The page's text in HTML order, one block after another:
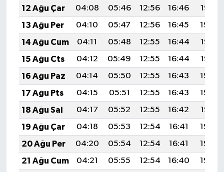
12 Ağu Çar
04:08 05:46 12:56 16:46
19:56
13 Ağu Per
04:10 05:47 12:56 16:45
19:54
14 Ağu Cum
04:11 05:48 12:55 16:44
19:53
15 Ağu Cts
04:12 05:49 12:55 16:44
19:52
16 Ağu Paz
04:14 05:50 12:55 16:43
19:50
17 Ağu Pts
04:15 05:51 12:55 16:43
19:49
18 Ağu Sal
04:17 05:52 12:55 16:42
19:47
19 Ağu Çar
04:18 05:53 12:54 16:41
19:46
20 Ağu Per
04:20 05:54 12:54 16:41
19:44
21 Ağu Cum
04:21 05:55 12:54 16:40
19:43